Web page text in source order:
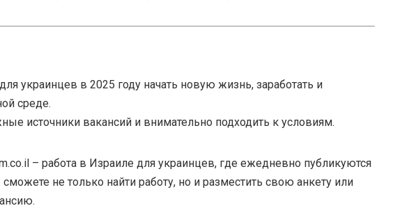
украинцев в 2025 году начать новую жизнь, заработать и
среде.
источники вакансий и внимательно подходить к условиям.
– работа в Израиле для украинцев, где ежедневно публикуются
не только найти работу, но и разместить свою анкету или